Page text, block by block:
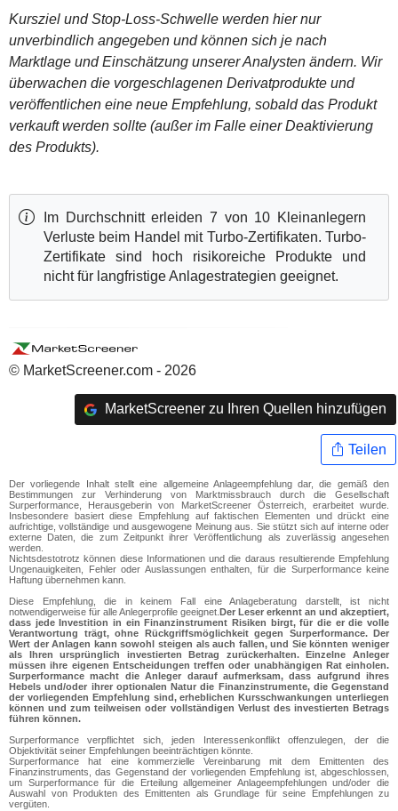
Kursziel und Stop-Loss-Schwelle werden hier nur
unverbindlich angegeben und können sich je nach
Marktlage und Einschätzung unserer Analysten ändern. Wir
überwachen die vorgeschlagenen Derivatprodukte und
veröffentlichen eine neue Empfehlung, sobald das Produkt
verkauft werden sollte (außer im Falle einer Deaktivierung
des Produkts).
Im Durchschnitt erleiden 7 von 10 Kleinanlegern
Verluste beim Handel mit Turbo-Zertifikaten. Turbo-
Zertifikate sind hoch risikoreiche Produkte und
nicht für langfristige Anlagestrategien geeignet.
© MarketScreener.com - 2026
MarketScreener zu Ihren Quellen hinzufügen
Teilen
Der vorliegende Inhalt stellt eine allgemeine Anlageempfehlung dar, die gemäß den
Bestimmungen zur Verhinderung von Marktmissbrauch durch die Gesellschaft
Surperformance, Herausgeberin von MarketScreener Österreich, erarbeitet wurde.
Insbesondere basiert diese Empfehlung auf faktischen Elementen und drückt eine
aufrichtige, vollständige und ausgewogene Meinung aus. Sie stützt sich auf interne oder
externe Daten, die zum Zeitpunkt ihrer Veröffentlichung als zuverlässig angesehen
werden.
Nichtsdestotrotz können diese Informationen und die daraus resultierende Empfehlung
Ungenauigkeiten, Fehler oder Auslassungen enthalten, für die Surperformance keine
Haftung übernehmen kann.
Diese Empfehlung, die in keinem Fall eine Anlageberatung darstellt, ist nicht
notwendigerweise für alle Anlegerprofile geeignet. Der Leser erkennt an und akzeptiert,
dass jede Investition in ein Finanzinstrument Risiken birgt, für die er die volle
Verantwortung trägt, ohne Rückgriffsmöglichkeit gegen Surperformance. Der
Wert der Anlagen kann sowohl steigen als auch fallen, und Sie könnten weniger
als Ihren ursprünglich investierten Betrag zurückerhalten. Einzelne Anleger
müssen ihre eigenen Entscheidungen treffen oder unabhängigen Rat einholen.
Surperformance macht die Anleger darauf aufmerksam, dass aufgrund ihres
Hebels und/oder ihrer optionalen Natur die Finanzinstrumente, die Gegenstand
der vorliegenden Empfehlung sind, erheblichen Kursschwankungen unterliegen
können und zum teilweisen oder vollständigen Verlust des investierten Betrags
führen können.
Surperformance verpflichtet sich, jeden Interessenkonflikt offenzulegen, der die
Objektivität seiner Empfehlungen beeinträchtigen könnte.
Surperformance hat eine kommerzielle Vereinbarung mit dem Emittenten des
Finanzinstruments, das Gegenstand der vorliegenden Empfehlung ist, abgeschlossen,
um Surperformance für die Erteilung allgemeiner Anlageempfehlungen und/oder die
Auswahl von Produkten des Emittenten als Grundlage für seine Empfehlungen zu
vergüten.